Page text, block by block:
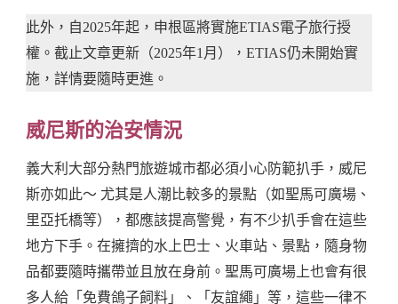
此外，自2025年起，申根區將實施ETIAS電子旅行授
權。截止文章更新（2025年1月），ETIAS仍未開始實
施，詳情要隨時更進。
威尼斯的治安情況
義大利大部分熱門旅遊城市都必須小心防範扒手，威尼
斯亦如此～ 尤其是人潮比較多的景點（如聖馬可廣場、
里亞托橋等），都應該提高警覺，有不少扒手會在這些
地方下手。在擁擠的水上巴士、火車站、景點，隨身物
品都要隨時攜帶並且放在身前。聖馬可廣場上也會有很
多人給「免費鴿子飼料」、「友誼繩」等，這些一律不